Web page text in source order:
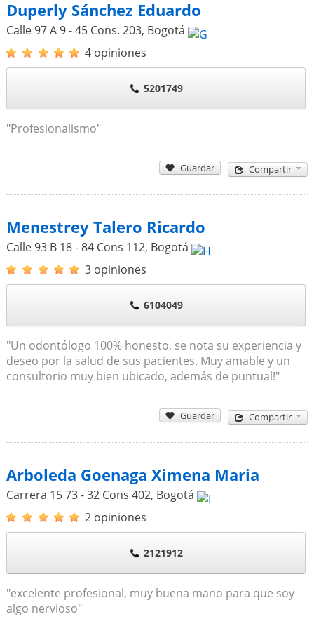
Duperly Sánchez Eduardo
Calle 97 A 9 - 45 Cons. 203, Bogotá
4 opiniones
5201749
"Profesionalismo"
Guardar Compartir
Menestrey Talero Ricardo
Calle 93 B 18 - 84 Cons 112, Bogotá
3 opiniones
6104049
"Un odontólogo 100% honesto, se nota su experiencia y
deseo por la salud de sus pacientes. Muy amable y un
consultorio muy bien ubicado, además de puntual!"
Guardar Compartir
Arboleda Goenaga Ximena Maria
Carrera 15 73 - 32 Cons 402, Bogotá
2 opiniones
2121912
"excelente profesional, muy buena mano para que soy
algo nervioso"